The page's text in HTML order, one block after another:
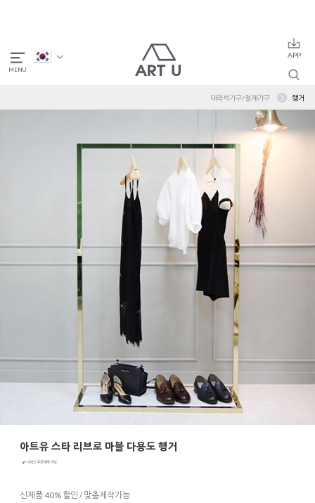
대리석가구/철재가구 행거
아트유 스타 리브로 마블 다용도 행거
신제품 40% 할인 / 맞춤제작가능